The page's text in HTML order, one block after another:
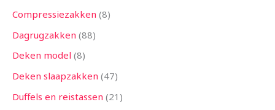
Compressiezakken 8
Dagrugzakken 88
Deken model 8
Deken slaapzakken 47
Duffels en reistassen 21